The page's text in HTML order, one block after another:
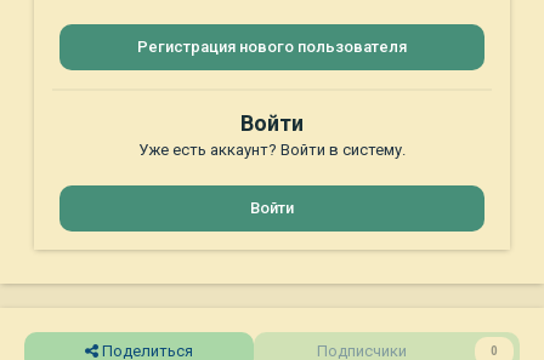
Регистрация нового пользователя
Войти
Уже есть аккаунт? Войти в систему.
Войти
Поделиться Подписчики 0